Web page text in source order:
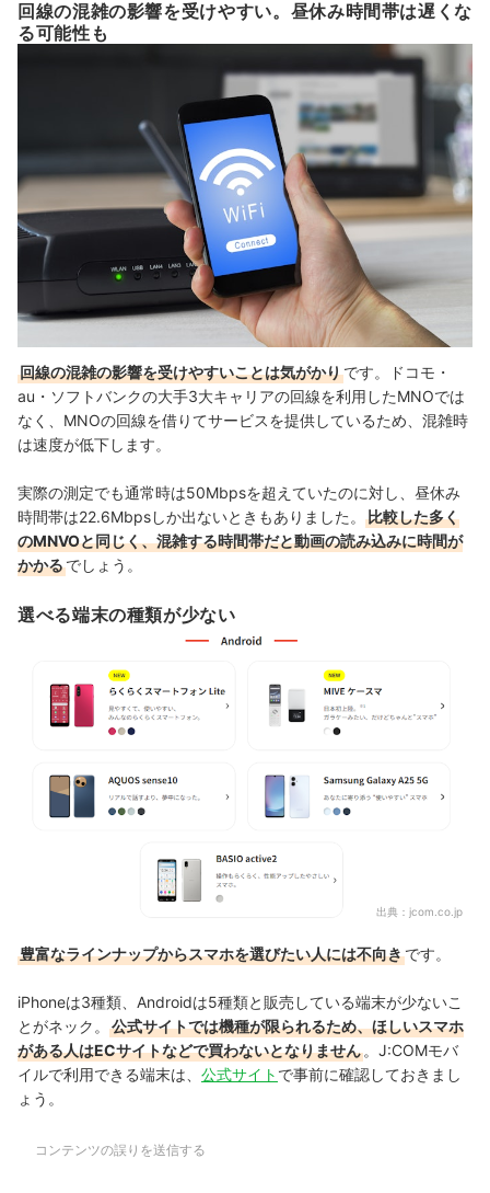
回線の混雑の影響を受けやすい。昼休み時間帯は遅くな
る可能性も
回線の混雑の影響を受けやすいことは気がかりです。ドコモ・
au・ソフトバンクの大手3大キャリアの回線を利用したMNOでは
なく、MNOの回線を借りてサービスを提供しているため、混雑時
は速度が低下します。
実際の測定でも通常時は50Mbpsを超えていたのに対し、昼休み
時間帯は22.6Mbpsしか出ないときもありました。
比較した多く
のMNVOと同じく、混雑する時間帯だと動画の読み込みに時間が
かかるでしょう。
選べる端末の種類が少ない
出典： jcom.co.jp
豊富なラインナップからスマホを選びたい人には不向きです。
iPhoneは3種類、Androidは5種類と販売している端末が少ないこ
とがネック。
公式サイトでは機種が限られるため、ほしいスマホ
がある人はECサイトなどで買わないとなりません 。J:COMモバ
イルで利用できる端末は、 公式サイト で事前に確認しておきまし
ょう。
コンテンツの誤りを送信する